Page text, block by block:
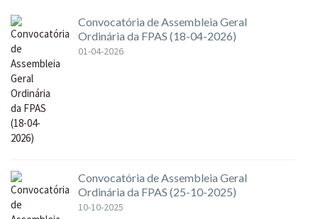
Convocatória de Assembleia Geral
Ordinária da FPAS (18-04-2026)
01-04-2026
Convocatória de Assembleia Geral
Ordinária da FPAS (25-10-2025)
10-10-2025